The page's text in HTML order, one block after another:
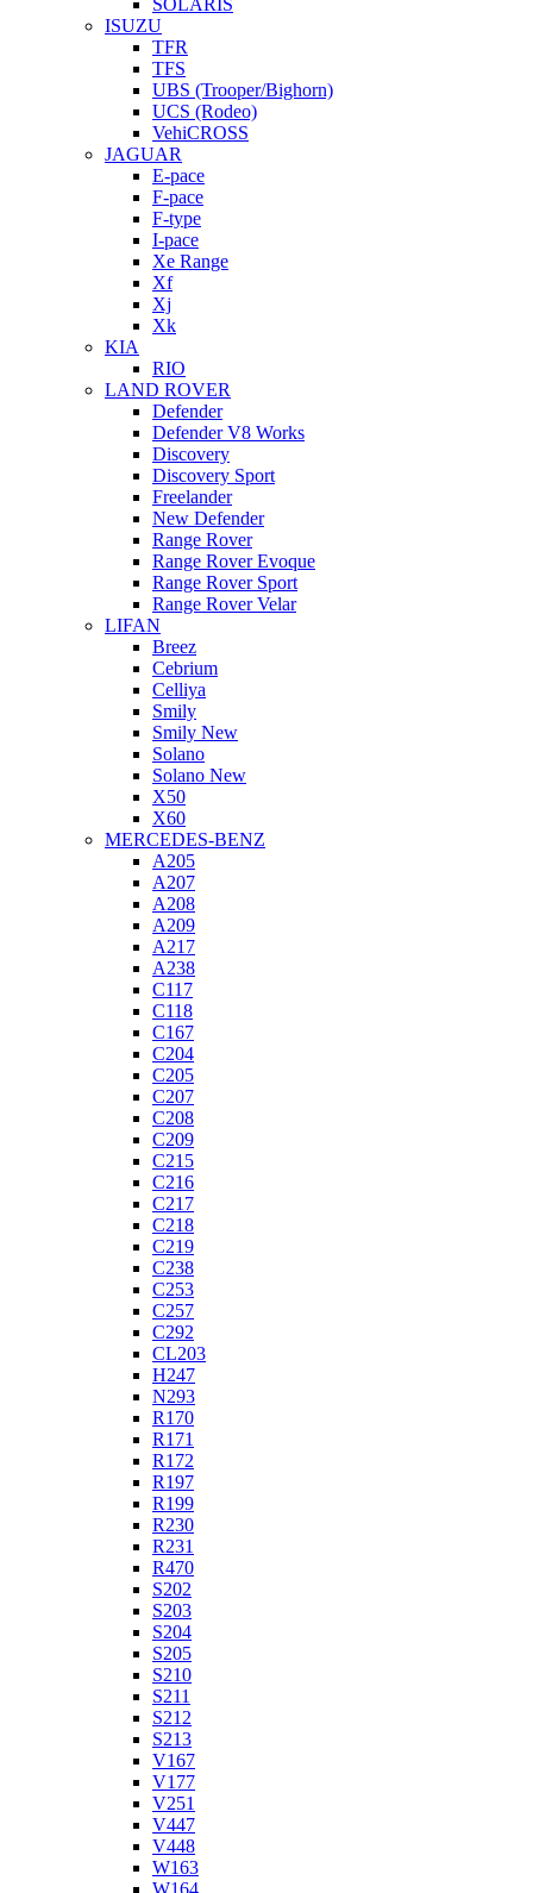
SOLARIS
ISUZU
TFR
TFS
UBS (Trooper/Bighorn)
UCS (Rodeo)
VehiCROSS
JAGUAR
E-pace
F-pace
F-type
I-pace
Xe Range
Xf
Xj
Xk
KIA
RIO
LAND ROVER
Defender
Defender V8 Works
Discovery
Discovery Sport
Freelander
New Defender
Range Rover
Range Rover Evoque
Range Rover Sport
Range Rover Velar
LIFAN
Breez
Cebrium
Celliya
Smily
Smily New
Solano
Solano New
X50
X60
MERCEDES-BENZ
A205
A207
A208
A209
A217
A238
C117
C118
C167
C204
C205
C207
C208
C209
C215
C216
C217
C218
C219
C238
C253
C257
C292
CL203
H247
N293
R170
R171
R172
R197
R199
R230
R231
R470
S202
S203
S204
S205
S210
S211
S212
S213
V167
V177
V251
V447
V448
W163